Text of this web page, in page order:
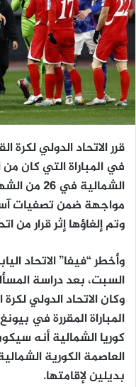
في المباراة التي كان من
الشمالية
وتم إلغاؤها إثر قرار من
وأخطر “فيفا” الاتحاد
السبت، بعد دراسة
وكان الاتحاد الدولي
المباراة المقررة في
كوريا الشمالية أنه
العاصمة الكورية
بديلين لإقامتها.